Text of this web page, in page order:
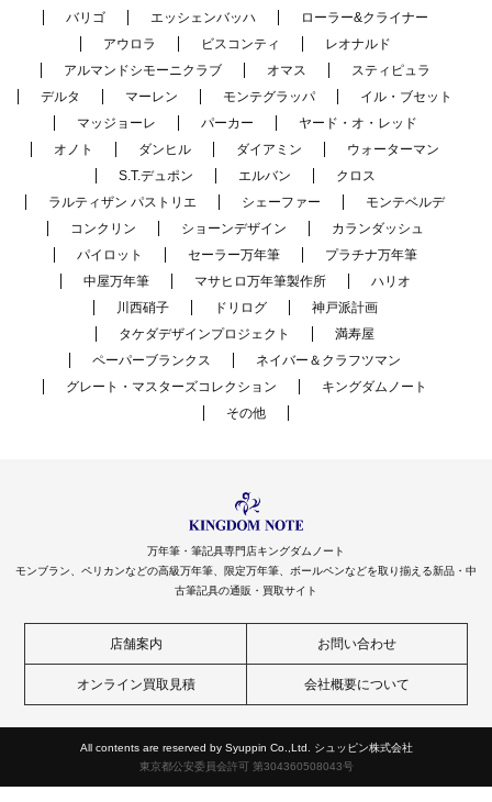
バリゴ
エッシェンバッハ
ローラー&クライナー
アウロラ
ビスコンティ
レオナルド
アルマンドシモーニクラブ
オマス
スティピュラ
デルタ
マーレン モンテグラッパ
イル・ブセット
マッジョーレ
パーカー
ヤード・オ・レッド
オノト
ダンヒル ダイアミン
ウォーターマン
S.T.デュポン
エルバン
クロス
ラルティザン パストリエ
シェーファー
モンテベルデ
コンクリン
ショーンデザイン
カランダッシュ
パイロット
セーラー万年筆
プラチナ万年筆
中屋万年筆
マサヒロ万年筆製作所
ハリオ
川西硝子
ドリログ
神戸派計画
タケダデザインプロジェクト
満寿屋
ペーパーブランクス
ネイバー＆クラフツマン
グレート・マスターズコレクション
キングダムノート
その他
万年筆・筆記具専門店キングダムノート
モンブラン、ペリカンなどの高級万年筆、限定万年筆、ボールペンなどを取り揃える新品・中
古筆記具の通販・買取サイト
店舗案内 お問い合わせ
オンライン買取見積 会社概要について
All contents are reserved by Syuppin Co.,Ltd. シュッピン株式会社
東京都公安委員会許可 第304360508043号